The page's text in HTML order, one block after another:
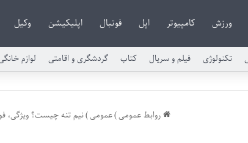
ورزش کامپیوتر اپل فوتبال اپلیکیشن وکیل
تکنولوژی فیلم و سریال کتاب گردشگری و اقامتی لوازم
روابط عمومی)عمومی)نیم تنه چیست؟ ویژگی،